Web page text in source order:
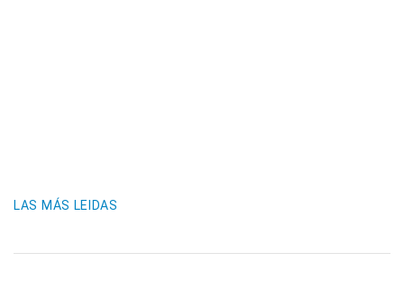
LAS MÁS LEIDAS